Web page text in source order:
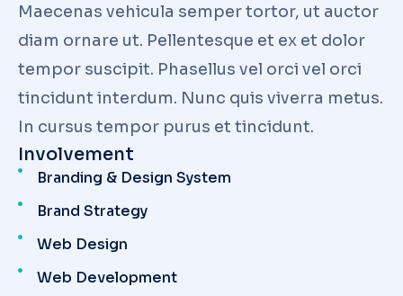
Maecenas vehicula semper tortor, ut auctor
diam ornare ut. Pellentesque et ex et dolor
tempor suscipit. Phasellus vel orci vel orci
tincidunt interdum. Nunc quis viverra metus.
In cursus tempor purus et tincidunt.
Involvement
Branding & Design System
Brand Strategy
Web Design
Web Development